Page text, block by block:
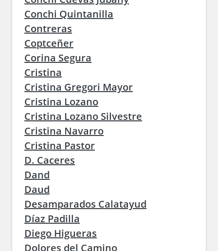
Conchi Quintanilla
Contreras
Coptceñer
Corina Segura
Cristina
Cristina Gregori Mayor
Cristina Lozano
Cristina Lozano Silvestre
Cristina Navarro
Cristina Pastor
D. Caceres
Dand
Daud
Desamparados Calatayud
Díaz Padilla
Diego Higueras
Dolores del Camino